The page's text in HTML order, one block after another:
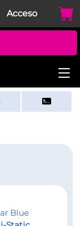
Acceso
Blue